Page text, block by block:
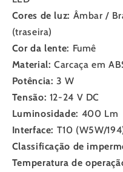
Cores de luz: Âmbar /
(traseira)
Cor da lente: Fumê
Material:Carcaça em
Potência:3 W
Tensão: 12-24 V DC
Luminosidade: 400 Lm
Interface: T10 (W5W/
Classificação de
Temperatura de